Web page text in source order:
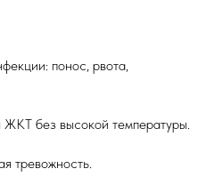
понос, рвота,
без высокой температуры.
тревожность.